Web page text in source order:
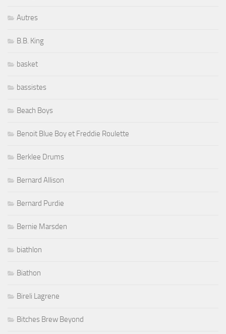
Autres
B.B. King
basket
bassistes
Beach Boys
Benoit Blue Boy et Freddie Roulette
Berklee Drums
Bernard Allison
Bernard Purdie
Bernie Marsden
biathlon
Biathon
Bireli Lagrene
Bitches Brew Beyond